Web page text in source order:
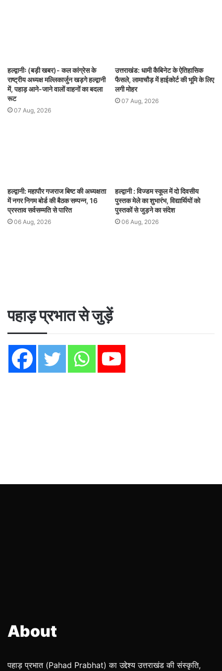
हल्द्वानीः (बड़ी खबर)- कल कांग्रेस के
राष्ट्रीय अध्यक्ष मल्लिकार्जुन खड़गे हल्द्वानी
में, पहाड़ आने-जाने वालों वाहनों का बदला
रूट
07 Aug, 2026
उत्तराखंड: धामी कैबिनेट के ऐतिहासिक
फैसले, लामाचौड़ में हाईकोर्ट की भूमि के लिए
लगी मोहर
07 Aug, 2026
हल्द्वानी: महापौर गजराज बिष्ट की अध्यक्षता
में नगर निगम बोर्ड की बैठक सम्पन्न, 16
प्रस्ताव सर्वसम्मति से पारित
06 Aug, 2026
हल्द्वानी : विज्डम स्कूल में दो दिवसीय
पुस्तक मेले का शुभारंभ, विद्यार्थियों को
पुस्तकों से जुड़ने का संदेश
06 Aug, 2026
पहाड़ प्रभात से जुड़ें
About
पहाड़ प्रभात (Pahad Prabhat) का उद्देश्य उत्तराखंड की संस्कृति,